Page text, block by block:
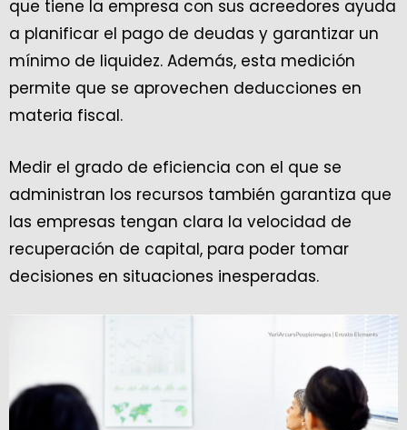
que tiene la empresa con sus acreedores ayuda
a planificar el pago de deudas y garantizar un
mínimo de liquidez. Además, esta medición
permite que se aprovechen deducciones en
materia fiscal.
Medir el grado de eficiencia con el que se
administran los recursos también garantiza que
las empresas tengan clara la velocidad de
recuperación de capital, para poder tomar
decisiones en situaciones inesperadas.